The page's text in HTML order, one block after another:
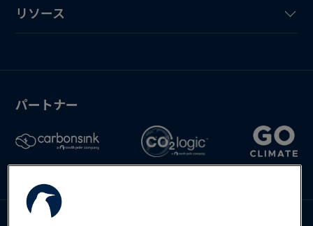
リソース
パートナー